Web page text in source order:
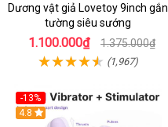
Dương vật giả Lovetoy 9inch gắn
tường siêu sướng
1.100.000₫ 1.375.000₫
(1,967)
-13%
4.8